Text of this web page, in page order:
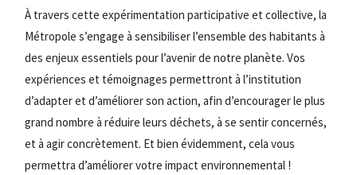
À travers cette expérimentation participative et collective, la
Métropole s’engage à sensibiliser l’ensemble des habitants à
des enjeux essentiels pour l’avenir de notre planète. Vos
expériences et témoignages permettront à l’institution
d’adapter et d’améliorer son action, afin d’encourager le plus
grand nombre à réduire leurs déchets, à se sentir concernés,
et à agir concrètement. Et bien évidemment, cela vous
permettra d’améliorer votre impact environnemental !